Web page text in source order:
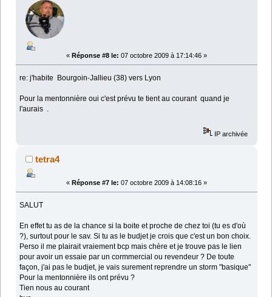
« Réponse #8 le: 07 octobre 2009 à 17:14:46 »
re: j'habite Bourgoin-Jallieu (38) vers Lyon
Pour la mentonnière oui c'est prévu te tient au courant quand je
l'aurais .
IP archivée
tetra4
« Réponse #7 le: 07 octobre 2009 à 14:08:16 »
SALUT
En effet tu as de la chance si la boite et proche de chez toi (tu es d'où
?), surtout pour le sav. Si tu as le budjet je crois que c'est un bon choix.
Perso il me plairait vraiement bcp mais chère et je trouve pas le lien
pour avoir un essaie par un cormmercial ou revendeur ? De toute
façon, j'ai pas le budjet, je vais surement reprendre un storm "basique"
Pour la mentonnière ils ont prévu ?
Tien nous au courant